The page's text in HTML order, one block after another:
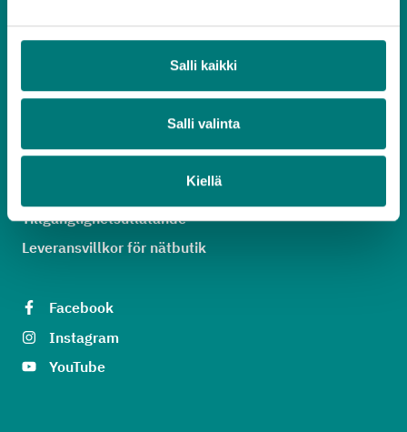
Salli kaikki
Salli valinta
Kiellä
asiakaspalvelu@rosknroll.fi
Dataskydd
Tillgänglighetsutlåtande
Leveransvillkor för nätbutik
Facebook
Instagram
YouTube